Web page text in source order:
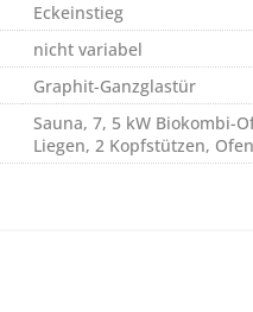
Eckeinstieg
nicht variabel
Graphit-Ganzglastür
Sauna, 7, 5 kW Biokombi-
Liegen, 2 Kopfstützen,